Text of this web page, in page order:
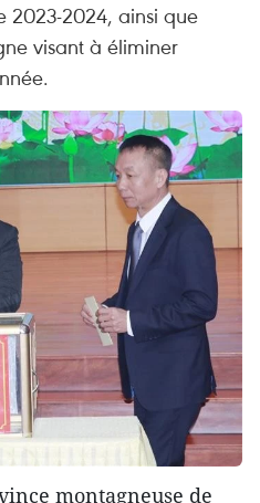
2024, ainsi que
visant à éliminer
montagneuse de